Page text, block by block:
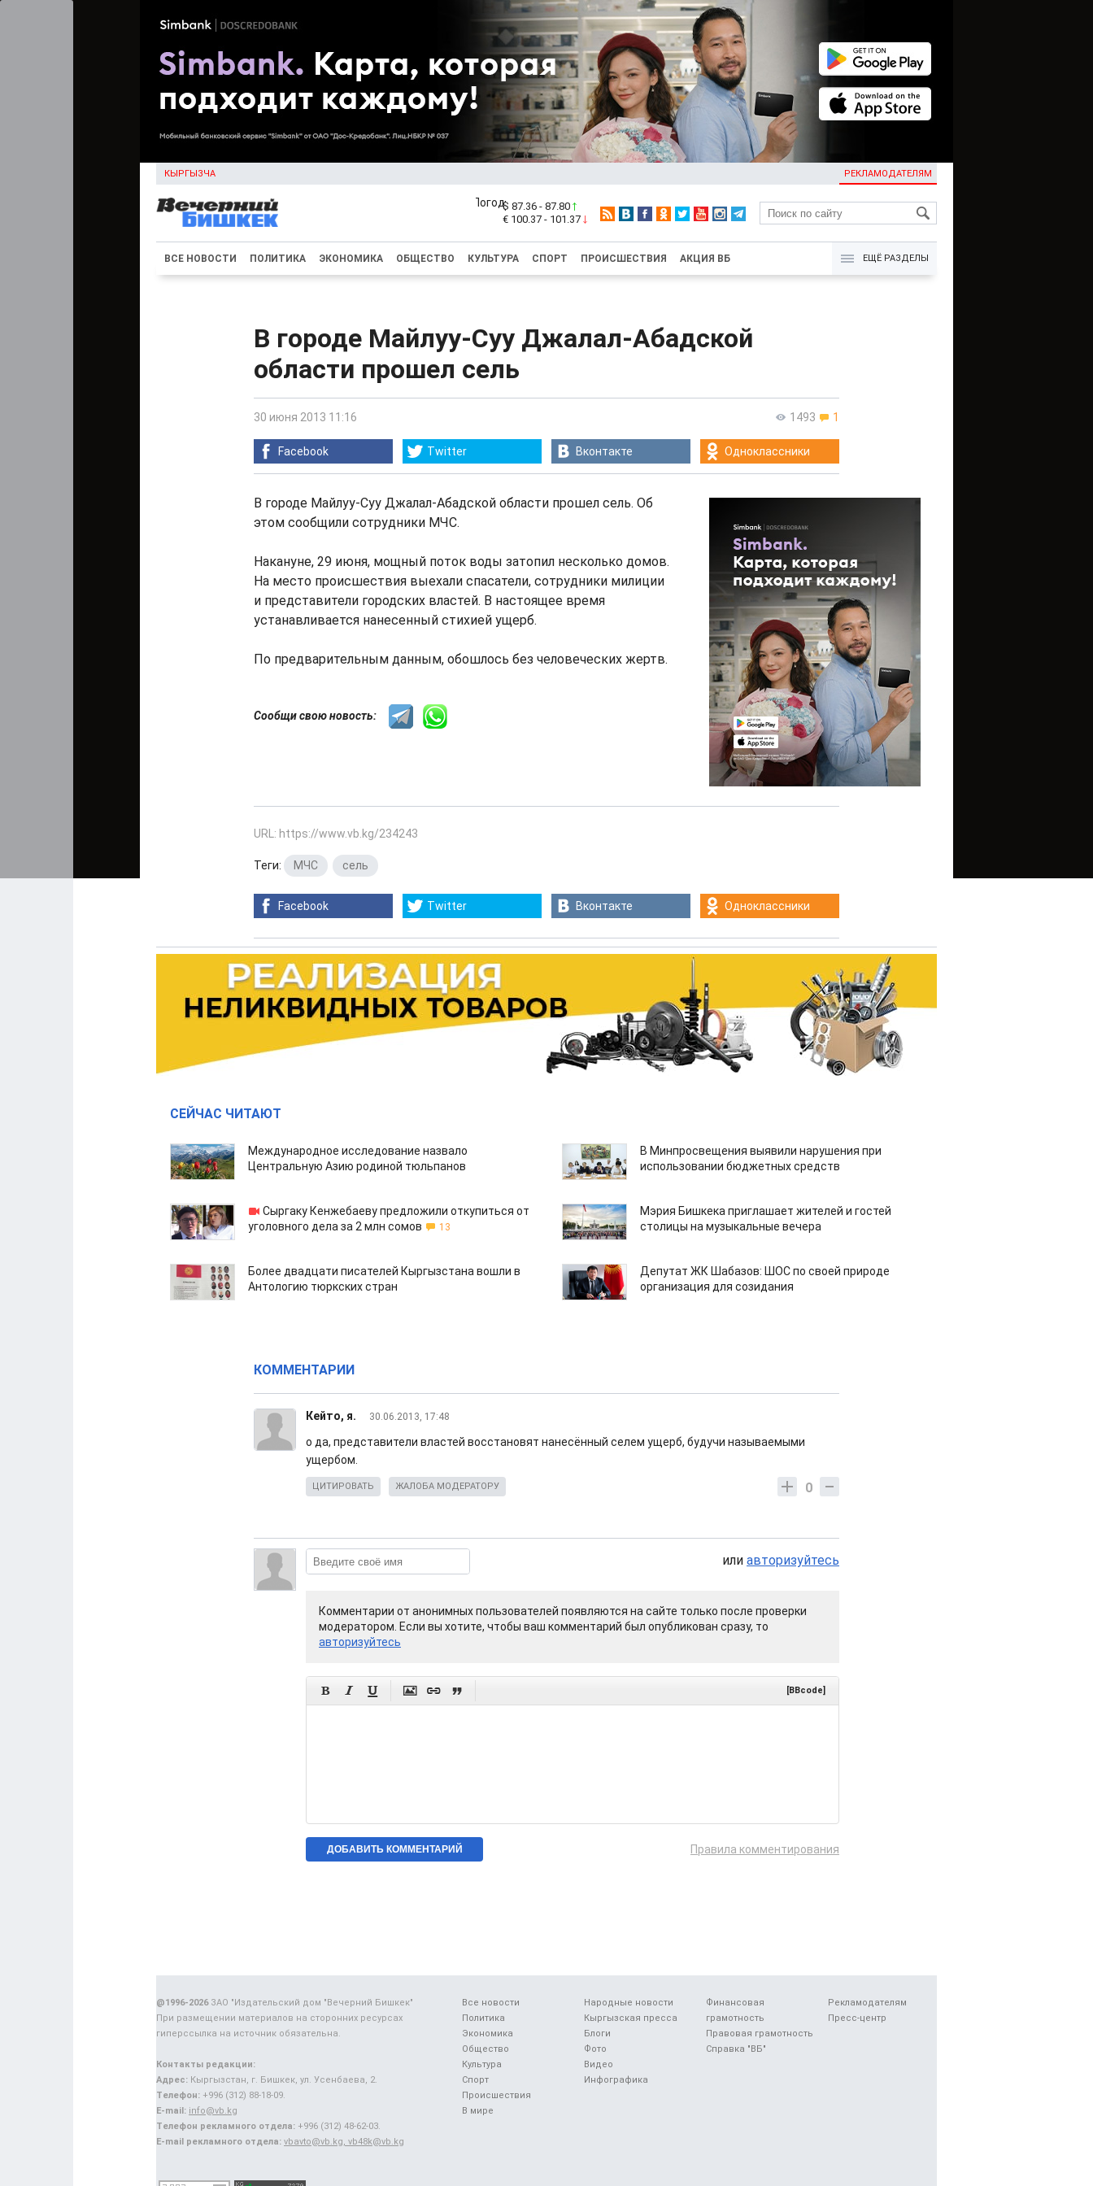
КЫРГЫЗЧА РЕКЛАМОДАТЕЛЯМ
KG
$ 87.36 - 87.80
€ 100.37 - 101.37
ВСЕ НОВОСТИ ПОЛИТИКА ЭКОНОМИКА ОБЩЕСТВО КУЛЬТУРА СПОРТ ПРОИСШЕСТВИЯ АКЦИЯ ВБ ЕЩЁ РАЗДЕЛЫ
В городе Майлуу-Суу Джалал-Абадской
области прошел сель
1493 1
30 июня 2013 11:16
Facebook Twitter Вконтакте Одноклассники
В городе Майлуу-Суу Джалал-Абадской области прошел сель. Об
этом сообщили сотрудники МЧС.
Накануне, 29 июня, мощный поток воды затопил несколько домов.
На место происшествия выехали спасатели, сотрудники милиции
и представители городских властей. В настоящее время
устанавливается нанесенный стихией ущерб.
По предварительным данным, обошлось без человеческих жертв.
Сообщи свою новость:
URL: https://www.vb.kg/234243
Теги: МЧС сель
Facebook Twitter Вконтакте Одноклассники
СЕЙЧАС ЧИТАЮТ
Международное исследование назвало
Центральную Азию родиной тюльпанов
В Минпросвещения выявили нарушения при
использовании бюджетных средств
Сыргаку Кенжебаеву предложили откупиться от
уголовного дела за 2 млн сомов
13
Мэрия Бишкека приглашает жителей и гостей
столицы на музыкальные вечера
Более двадцати писателей Кыргызстана вошли в
Антологию тюркских стран
Депутат ЖК Шабазов: ШОС по своей природе
организация для созидания
КОММЕНТАРИИ
Кейто, я. 30.06.2013, 17:48
о да, представители властей восстановят нанесённый селем ущерб, будучи называемыми
ущербом.
0
ЦИТИРОВАТЬ ЖАЛОБА МОДЕРАТОРУ
или авторизуйтесь
Комментарии от анонимных пользователей появляются на сайте только после проверки
модератором. Если вы хотите, чтобы ваш комментарий был опубликован сразу, то
авторизуйтесь
      [BBcode]
Правила комментирования
Все новости
Политика
Экономика
Общество
Культура
Спорт
Происшествия
В мире
Народные новости
Кыргызская пресса
Блоги
Фото
Видео
Инфографика
Финансовая
грамотность
Правовая грамотность
Справка "ВБ"
Рекламодателям
Пресс-центр
@1996-2026ЗАО "Издательский дом "Вечерний Бишкек"
При размещении материалов на сторонних ресурсах
гиперссылка на источник обязательна.
Контакты редакции:
Адрес: Кыргызстан, г. Бишкек, ул. Усенбаева, 2.
Телефон: +996 (312) 88-18-09.
E-mail: info@vb.kg
Телефон рекламного отдела: +996 (312) 48-62-03.
E-mail рекламного отдела: vbavto@vb.kg, vb48k@vb.kg